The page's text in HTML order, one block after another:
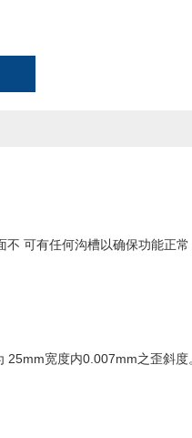
不 可有任何沟槽以确保功能正
宽度内0.007mm之歪斜度